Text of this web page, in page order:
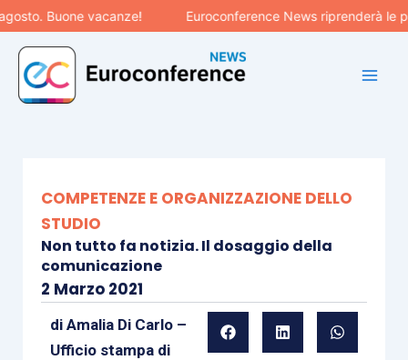
Vai
al
contenuto
Buone vacanze! Euroconference News riprenderà le
COMPETENZE E ORGANIZZAZIONE DELLO
STUDIO
Non tutto fa notizia. Il dosaggio della
comunicazione
2 Marzo 2021
di Amalia Di Carlo –
Ufficio stampa di